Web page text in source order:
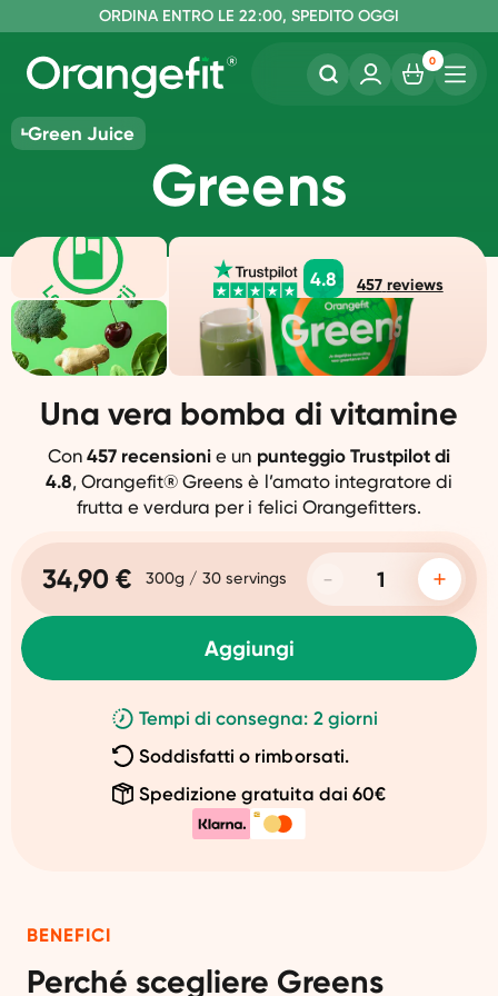
SENZA LATTOSIO E SUCRALOSIO
ORDINA ENTRO LE 22:00, SPEDITO OGGI
SPEDIZIONE GRATUITA A PARTIRE DA €60
0
Green Juice
Greens
4.8 457 reviews
Una vera bomba di vitamine
Con457 recensionie un punteggio Trustpilot di
4.8, Orangefit® Greens è l’amato integratore di
frutta e verdura per i felici Orangefitters.
34,90 € 300g / 30 servings
Aggiungi
Tempi di consegna: 2 giorni
Soddisfatti o rimborsati.
Spedizione gratuita dai 60€
BENEFICI
Perché scegliere Greens